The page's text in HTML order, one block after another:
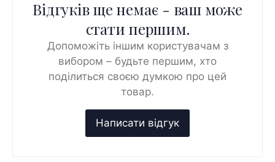
Відгуків ще немає - ваш може
стати першим.
Допоможіть іншим користувачам з
вибором – будьте першим, хто
поділиться своєю думкою про цей
товар.